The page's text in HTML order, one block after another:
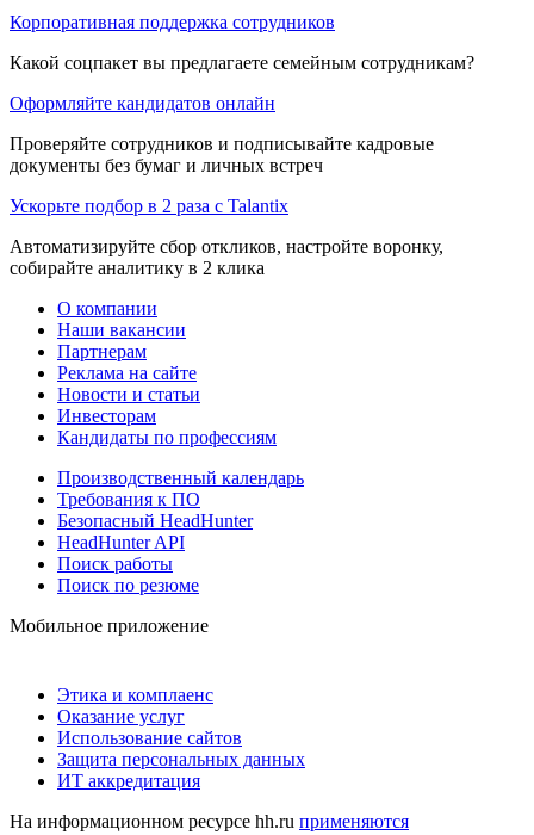
Корпоративная поддержка сотрудников
Какой соцпакет вы предлагаете семейным сотрудникам?
Оформляйте кандидатов онлайн
Проверяйте сотрудников и подписывайте кадровые
документы без бумаг и личных встреч
Ускорьте подбор в 2 раза с Talantix
Автоматизируйте сбор откликов, настройте воронку,
собирайте аналитику в 2 клика
О компании
Наши вакансии
Партнерам
Реклама на сайте
Новости и статьи
Инвесторам
Кандидаты по профессиям
Производственный календарь
Требования к ПО
Безопасный HeadHunter
HeadHunter API
Поиск работы
Поиск по резюме
Мобильное приложение
Этика и комплаенс
Оказание услуг
Использование сайтов
Защита персональных данных
ИТ аккредитация
На информационном ресурсе hh.ru применяются